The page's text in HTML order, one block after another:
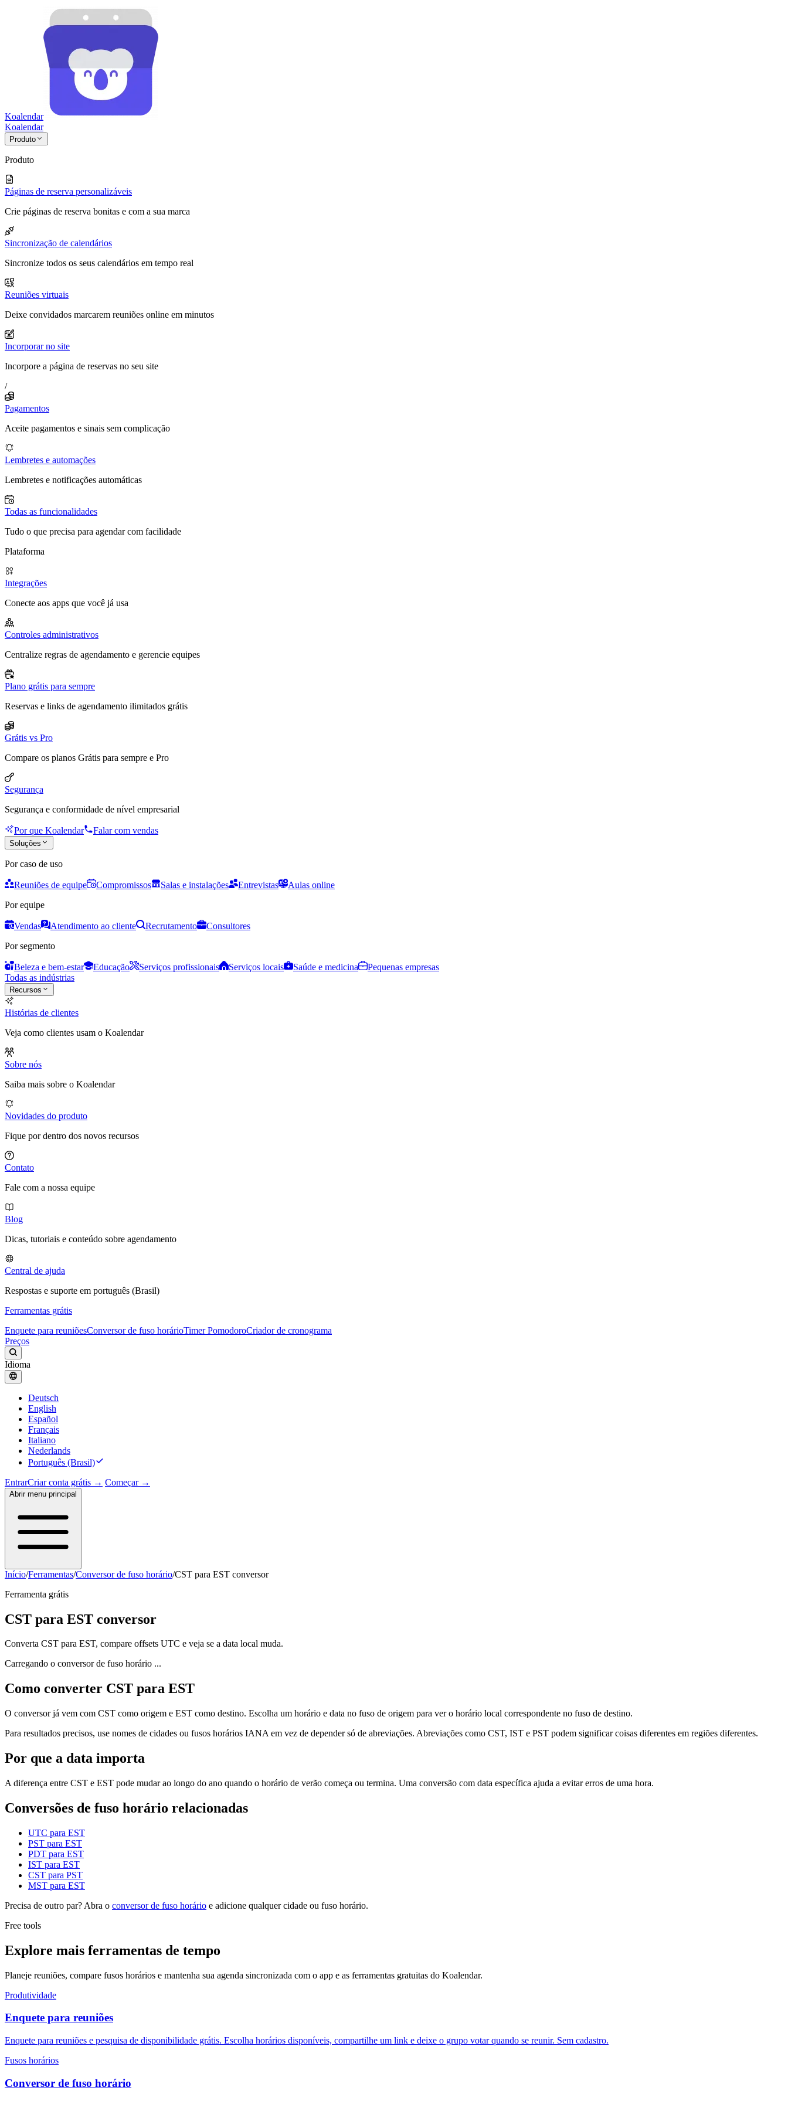
Koalendar
Koalendar
Produto
Produto
Páginas de reserva personalizáveis
Crie páginas de reserva bonitas e com a sua marca
Sincronização de calendários
Sincronize todos os seus calendários em tempo real
Reuniões virtuais
Deixe convidados marcarem reuniões online em minutos
Incorporar no site
Incorpore a página de reservas no seu site
/
Pagamentos
Aceite pagamentos e sinais sem complicação
Lembretes e automações
Lembretes e notificações automáticas
Todas as funcionalidades
Tudo o que precisa para agendar com facilidade
Plataforma
Integrações
Conecte aos apps que você já usa
Controles administrativos
Centralize regras de agendamento e gerencie equipes
Plano grátis para sempre
Reservas e links de agendamento ilimitados grátis
Grátis vs Pro
Compare os planos Grátis para sempre e Pro
Segurança
Segurança e conformidade de nível empresarial
Por que Koalendar Falar com vendas
Soluções
Por caso de uso
Reuniões de equipe Compromissos Salas e instalações Entrevistas
Aulas online
Por equipe
Vendas Atendimento ao cliente Recrutamento
Consultores
Por segmento
Beleza e bem-estar Educação Serviços profissionais Serviços locais Saúde e medicina
Pequenas empresas
Todas as indústrias
Recursos
Histórias de clientes
Veja como clientes usam o Koalendar
Sobre nós
Saiba mais sobre o Koalendar
Novidades do produto
Fique por dentro dos novos recursos
Contato
Fale com a nossa equipe
Blog
Dicas, tutoriais e conteúdo sobre agendamento
Central de ajuda
Respostas e suporte em português (Brasil)
Ferramentas grátis
Enquete para reuniõesConversor de fuso horárioTimer PomodoroCriador de cronograma
Preços
Idioma
Deutsch
English
Español
Français
Italiano
Nederlands
Português (Brasil)
EntrarCriar conta grátis → Começar →
Abrir menu principal
Início/Ferramentas/Conversor de fuso horário/CST para EST conversor
Ferramenta grátis
CST para EST conversor
Converta CST para EST, compare offsets UTC e veja se a data local muda.
Carregando o conversor de fuso horário ...
Como converter CST para EST
O conversor já vem com CST como origem e EST como destino. Escolha um horário e data no fuso de origem para ver o horário local correspondente no fuso de destino.
Para resultados precisos, use nomes de cidades ou fusos horários IANA em vez de depender só de abreviações. Abreviações como CST, IST e PST podem significar coisas diferentes em regiões diferentes.
Por que a data importa
A diferença entre CST e EST pode mudar ao longo do ano quando o horário de verão começa ou termina. Uma conversão com data específica ajuda a evitar erros de uma hora.
Conversões de fuso horário relacionadas
UTC para EST
PST para EST
PDT para EST
IST para EST
CST para PST
MST para EST
Precisa de outro par? Abra o conversor de fuso horário e adicione qualquer cidade ou fuso horário.
Free tools
Explore mais ferramentas de tempo
Planeje reuniões, compare fusos horários e mantenha sua agenda sincronizada com o app e as ferramentas gratuitas do Koalendar.
Produtividade
Enquete para reuniões
Enquete para reuniões e pesquisa de disponibilidade grátis. Escolha horários disponíveis, compartilhe um link e deixe o grupo votar quando se reunir. Sem cadastro.
Fusos horários
Conversor de fuso horário